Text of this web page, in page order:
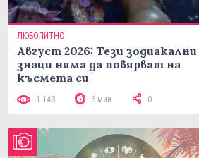
ЛЮБОПИТНО
Август 2026: Тези зодиакални
знаци няма да повярват на
късмета си
1 148 6 мин 0